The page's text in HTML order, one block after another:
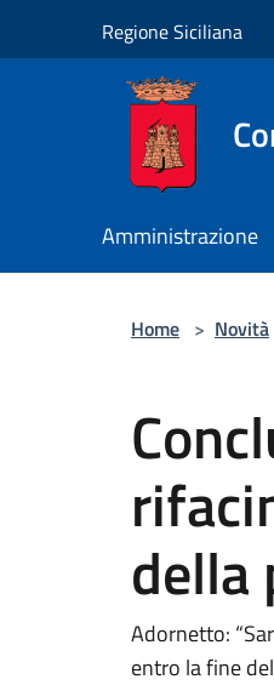
Regione Siciliana
Amministrazione
Home > Novità
della
Adornetto:
entro la fine